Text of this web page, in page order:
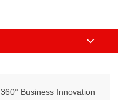
360° Business Innovation